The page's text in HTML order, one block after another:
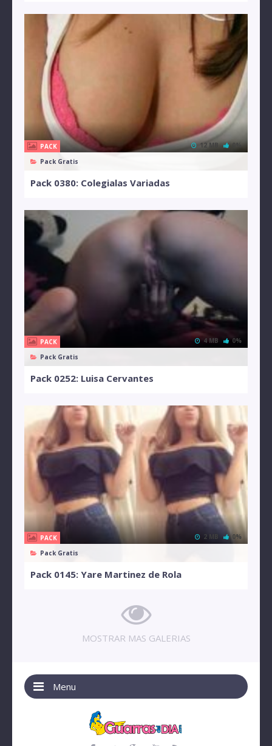
PACK
Pack Gratis
12 MB 0%
Pack 0380: Colegialas Variadas
PACK
Pack Gratis
4 MB 0%
Pack 0252: Luisa Cervantes
PACK
Pack Gratis
2 MB 0%
Pack 0145: Yare Martinez de Rola
MOSTRAR MAS GALERIAS
Menu